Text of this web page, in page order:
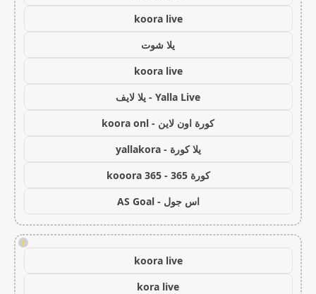
koora live
يلا شوت
koora live
Yalla Live - يلا لايف
كورة اون لاين - koora onl
يلا كورة - yallakora
كورة 365 - kooora 365
اس جول - AS Goal
!
koora live
kora live